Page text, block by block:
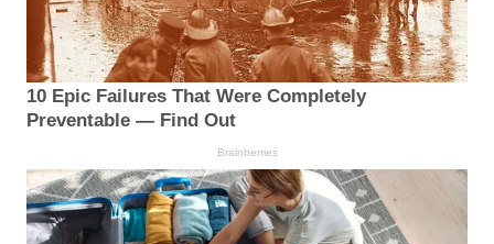
10 Epic Failures That Were Completely
Preventable — Find Out
Brainberries